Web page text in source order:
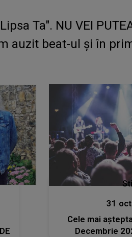
Ta". NU VEI
auzit beat-ul și în
31
Cele mai
Decembrie